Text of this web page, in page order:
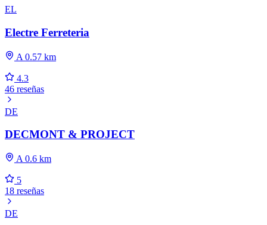
EL
Electre Ferreteria
A 0.57 km
4.3
46 reseñas
DE
DECMONT & PROJECT
A 0.6 km
5
18 reseñas
DE